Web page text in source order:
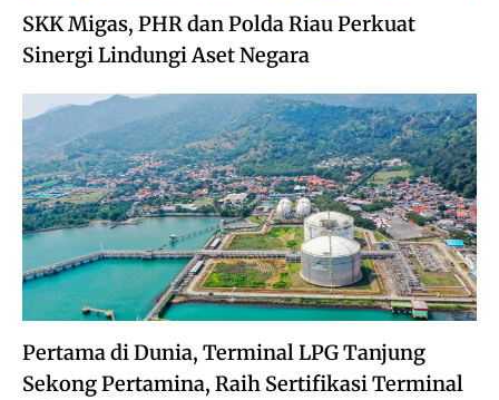
SKK Migas, PHR dan Polda Riau Perkuat
Sinergi Lindungi Aset Negara
Pertama di Dunia, Terminal LPG Tanjung
Sekong Pertamina, Raih Sertifikasi Terminal